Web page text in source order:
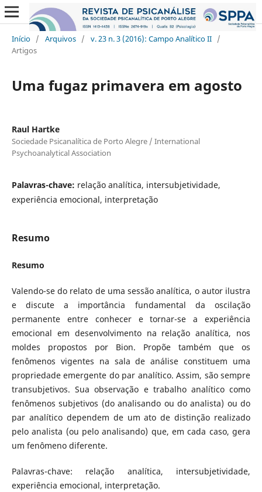
Início / Arquivos / v. 23 n. 3 (2016): Campo Analítico II /
Artigos
Uma fugaz primavera em agosto
Raul Hartke
Sociedade Psicanalítica de Porto Alegre / International
Psychoanalytical Association
Palavras-chave: relação analítica, intersubjetividade,
experiência emocional, interpretação
Resumo
Resumo
Valendo-se do relato de uma sessão analítica, o autor ilustra
e discute a importância fundamental da oscilação
permanente entre conhecer e tornar-se a experiência
emocional em desenvolvimento na relação analítica, nos
moldes propostos por Bion. Propõe também que os
fenômenos vigentes na sala de análise constituem uma
propriedade emergente do par analítico. Assim, são sempre
transubjetivos. Sua observação e trabalho analítico como
fenômenos subjetivos (do analisando ou do analista) ou do
par analítico dependem de um ato de distinção realizado
pelo analista (ou pelo analisando) que, em cada caso, gera
um fenômeno diferente.
Palavras-chave: relação analítica, intersubjetividade,
experiência emocional, interpretação.